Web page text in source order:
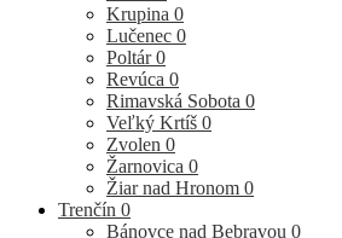
Krupina 0
Lučenec 0
Poltár0
Revúca 0
Rimavská Sobota 0
Veľký Krtíš 0
Zvolen 0
Žarnovica 0
Žiar nad Hronom 0
Trenčín 0
Bánovce nad Bebravou 0